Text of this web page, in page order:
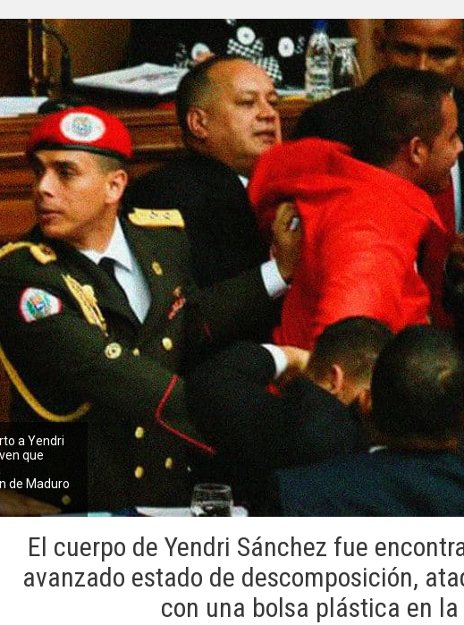
a Yendri
que
de Maduro
El cuerpo de Yendri Sánchez fue
avanzado estado de descomposición,
con una bolsa plástica en la